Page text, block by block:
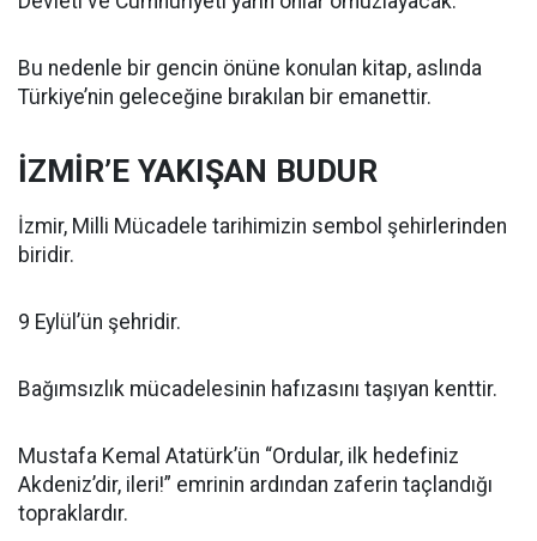
Bu nedenle bir gencin önüne konulan kitap, aslında
Türkiye’nin geleceğine bırakılan bir emanettir.
İZMİR’E YAKIŞAN BUDUR
İzmir, Milli Mücadele tarihimizin sembol şehirlerinden
biridir.
9 Eylül’ün şehridir.
Bağımsızlık mücadelesinin hafızasını taşıyan kenttir.
Mustafa Kemal Atatürk’ün “Ordular, ilk hedefiniz
Akdeniz’dir, ileri!” emrinin ardından zaferin taçlandığı
topraklardır.